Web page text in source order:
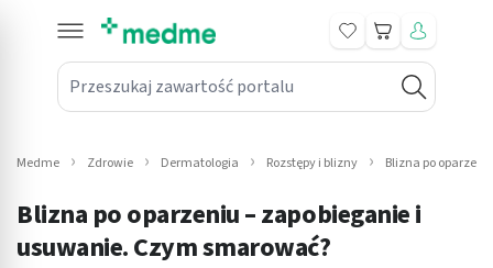
Przeszukaj zawartość portalu
Koszyk
submenu: Leki na receptę
submenu: Mama i dziecko
Medme Zdrowie Dermatologia Rozstępy i blizny Blizna po
Blizna po oparzeniu – zapobieganie i
usuwanie. Czym smarować?